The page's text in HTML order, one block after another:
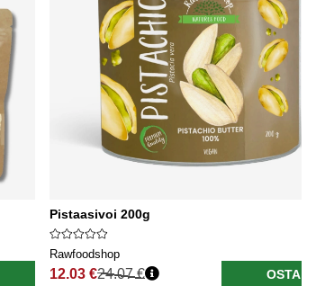
Pistaasivoi 200g
Rawfoodshop
12.03 €
Normaali hinta
24.07 € OSTA